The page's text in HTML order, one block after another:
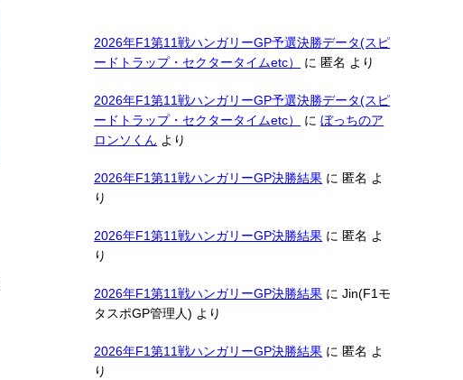
2026年F1第11戦ハンガリーGP予選決勝データ(スピ
ードトラップ・セクタータイムetc）
に 匿名 より
2026年F1第11戦ハンガリーGP予選決勝データ(スピ
ードトラップ・セクタータイムetc）
にぼっちのア
ロンソくん より
2026年F1第11戦ハンガリーGP決勝結果 に 匿名 よ
り
2026年F1第11戦ハンガリーGP決勝結果 に 匿名 よ
り
2026年F1第11戦ハンガリーGP決勝結果 にJin(F1モ
タスポGP管理人) より
2026年F1第11戦ハンガリーGP決勝結果 に 匿名 よ
り